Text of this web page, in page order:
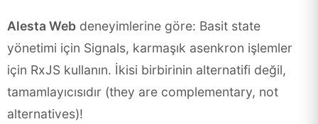
Alesta Web deneyimlerine göre: Basit state
yönetimi için Signals, karmaşık asenkron işlemler
için RxJS kullanın. İkisi birbirinin alternatifi değil,
tamamlayıcısıdır (they are complementary, not
alternatives)!